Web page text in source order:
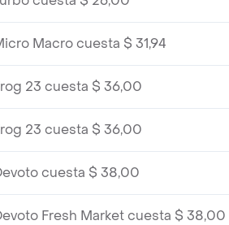
Macro cuesta $ 31,94
23 cuesta $ 36,00
23 cuesta $ 36,00
cuesta $ 38,00
Fresh Market cuesta $ 38,00